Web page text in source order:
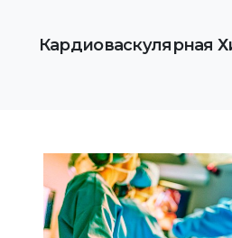
Кардиоваскулярная